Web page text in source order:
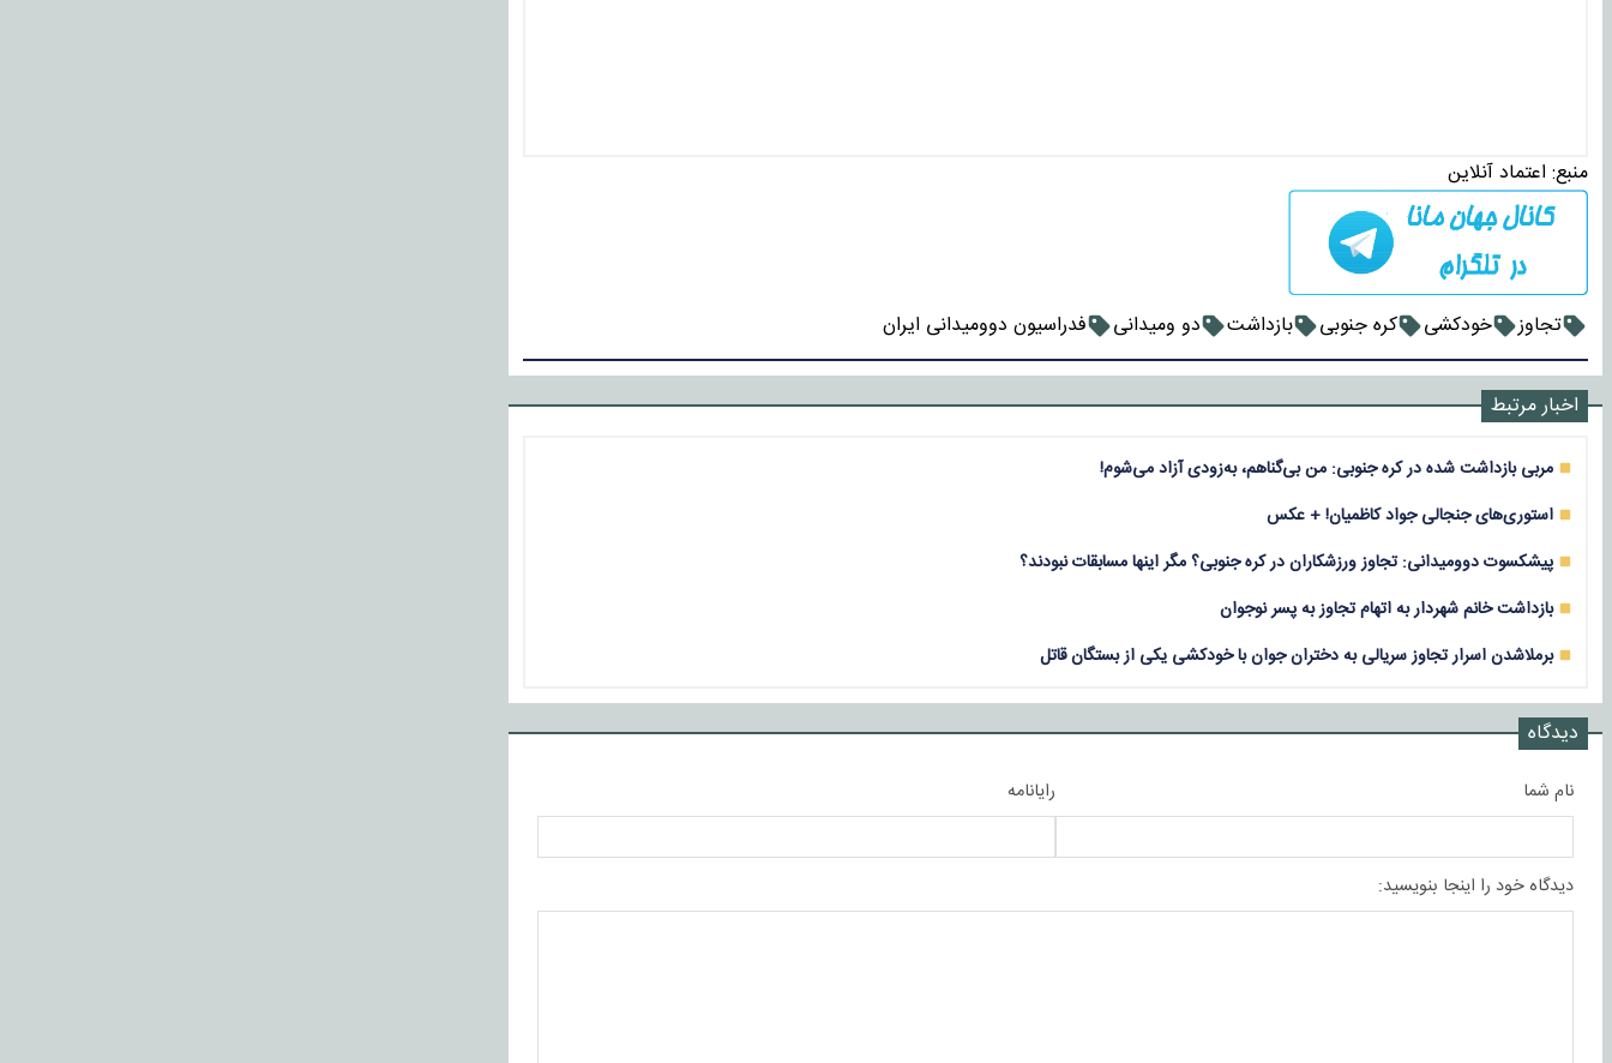
منبع: اعتماد آنلاین
تجاوز خودکشی کره جنوبی بازداشت دو ومیدانی فدراسیون دوومیدانی ایران
اخبار مرتبط
مربی بازداشت‌ شده در کره‌ جنوبی: من بی‌گناهم، به‌زودی آزاد می‌شوم!
استوری‌های جنجالی جواد کاظمیان! + عکس
پیشکسوت دوومیدانی: تجاوز ورزشکاران در کره جنوبی؟ مگر اینها مسابقات نبودند؟
بازداشت خانم شهردار به اتهام تجاوز به پسر نوجوان
برملاشدن اسرار تجاوز سریالی به دختران جوان با خودکشی یکی از بستگان قاتل
دیدگاه
نام شما رایانامه
دیدگاه خود را اینجا بنویسید: